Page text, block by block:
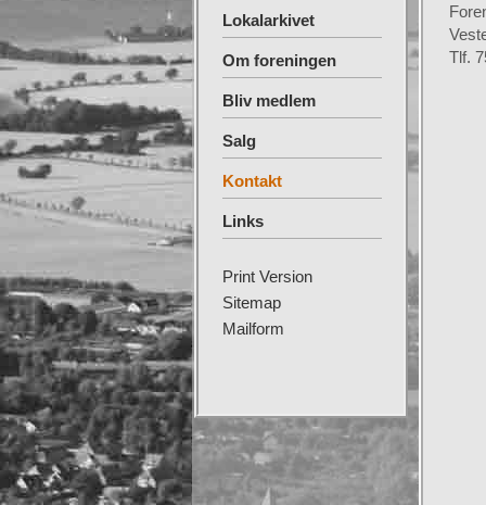
Lokalarkivet
Om foreningen
Bliv medlem
Salg
Kontakt
Links
Print Version
Sitemap
Mailform
Tlf.